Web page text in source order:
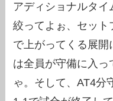
アディショナルタイ
絞ってよぉ、セット
で上がってくる展開
は全員が守備に入っ
ゃ。そして、AT4分